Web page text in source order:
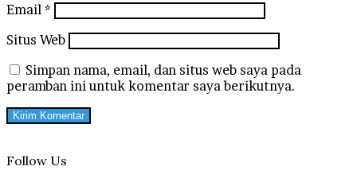
Email *
Situs Web
Simpan nama, email, dan situs web saya pada
peramban ini untuk komentar saya berikutnya.
Follow Us